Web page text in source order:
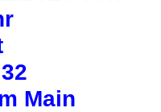
Main